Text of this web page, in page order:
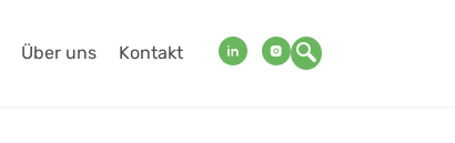
Über uns Kontakt